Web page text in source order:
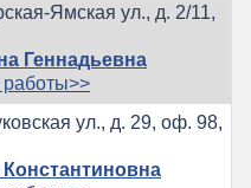
Ямская ул., д. 2/11,
Геннадьевна
ул., д. 29, оф. 98,